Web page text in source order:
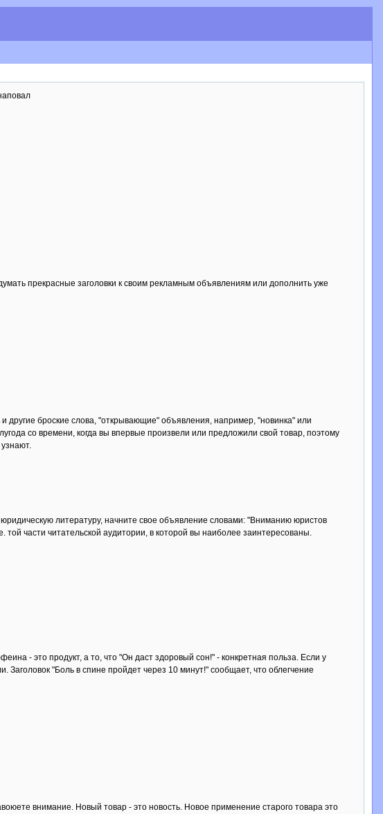
прекрасные заголовки к своим рекламным объявлениям или дополнить уже
броские слова, "открывающие" объявления, например, "новинка" или
со времени, когда вы впервые произвели или предложили свой товар, поэтому
литературу, начните свое объявление словами: "Вниманию юристов
части читательской аудитории, в которой вы наиболее заинтересованы.
- это продукт, а то, что "Он даст здоровый сон!" - конкретная польза. Если у
Заголовок "Боль в спине пройдет через 10 минут!" сообщает, что облегчение
внимание. Новый товар - это новость. Новое применение старого товара это